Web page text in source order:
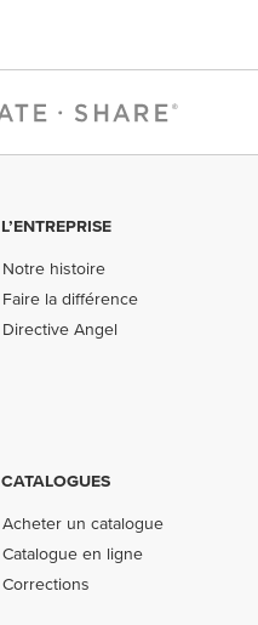
L’ENTREPRISE
Notre histoire
Faire la différence
Directive Angel
CATALOGUES
Acheter un catalogue
Catalogue en ligne
Corrections